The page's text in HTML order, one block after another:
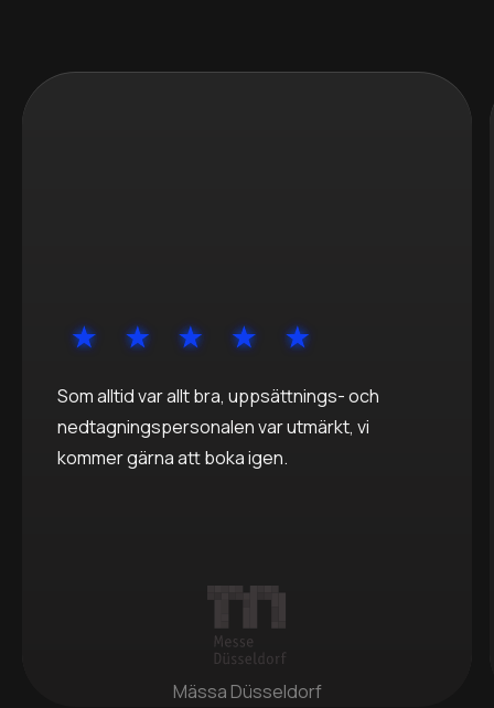
Mässa Düsseldorf
Som alltid var allt bra, uppsättnings- och
nedtagningspersonalen var utmärkt, vi
kommer gärna att boka igen.